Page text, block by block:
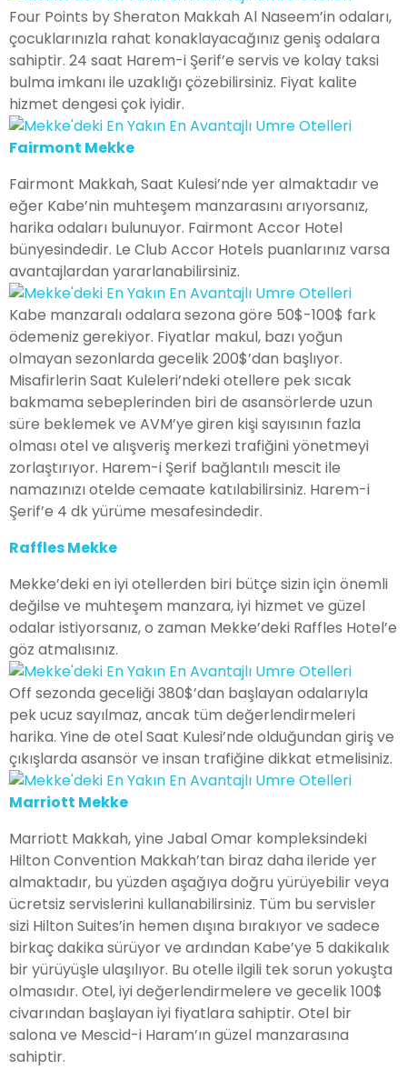
Four Points by Sheraton Makkah Al Naseem’in odaları,
çocuklarınızla rahat konaklayacağınız geniş odalara
sahiptir. 24 saat Harem-i Şerif’e servis ve kolay taksi
bulma imkanı ile uzaklığı çözebilirsiniz. Fiyat kalite
hizmet dengesi çok iyidir.
Fairmont Mekke
Fairmont Makkah, Saat Kulesi’nde yer almaktadır ve
eğer Kabe’nin muhteşem manzarasını arıyorsanız,
harika odaları bulunuyor. Fairmont Accor Hotel
bünyesindedir. Le Club Accor Hotels puanlarınız varsa
avantajlardan yararlanabilirsiniz.
Kabe manzaralı odalara sezona göre 50$-100$ fark
ödemeniz gerekiyor. Fiyatlar makul, bazı yoğun
olmayan sezonlarda gecelik 200$’dan başlıyor.
Misafirlerin Saat Kuleleri’ndeki otellere pek sıcak
bakmama sebeplerinden biri de asansörlerde uzun
süre beklemek ve AVM’ye giren kişi sayısının fazla
olması otel ve alışveriş merkezi trafiğini yönetmeyi
zorlaştırıyor. Harem-i Şerif bağlantılı mescit ile
namazınızı otelde cemaate katılabilirsiniz. Harem-i
Şerif’e 4 dk yürüme mesafesindedir.
Raffles Mekke
Mekke’deki en iyi otellerden biri bütçe sizin için önemli
değilse ve muhteşem manzara, iyi hizmet ve güzel
odalar istiyorsanız, o zaman Mekke’deki Raffles Hotel’e
göz atmalısınız.
Off sezonda geceliği 380$’dan başlayan odalarıyla
pek ucuz sayılmaz, ancak tüm değerlendirmeleri
harika. Yine de otel Saat Kulesi’nde olduğundan giriş ve
çıkışlarda asansör ve insan trafiğine dikkat etmelisiniz.
Marriott Mekke
Marriott Makkah, yine Jabal Omar kompleksindeki
Hilton Convention Makkah’tan biraz daha ileride yer
almaktadır, bu yüzden aşağıya doğru yürüyebilir veya
ücretsiz servislerini kullanabilirsiniz. Tüm bu servisler
sizi Hilton Suites’in hemen dışına bırakıyor ve sadece
birkaç dakika sürüyor ve ardından Kabe’ye 5 dakikalık
bir yürüyüşle ulaşılıyor. Bu otelle ilgili tek sorun yokuşta
olmasıdır. Otel, iyi değerlendirmelere ve gecelik 100$
civarından başlayan iyi fiyatlara sahiptir. Otel bir
salona ve Mescid-i Haram’ın güzel manzarasına
sahiptir.